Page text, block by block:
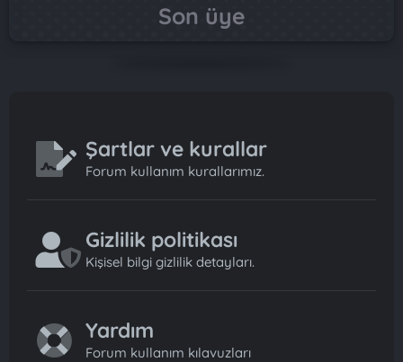
Son üye
Şartlar ve kurallar
Forum kullanım kurallarımız.
Gizlilik politikası
Kişisel bilgi gizlilik detayları.
Yardım
Forum kullanım kılavuzları